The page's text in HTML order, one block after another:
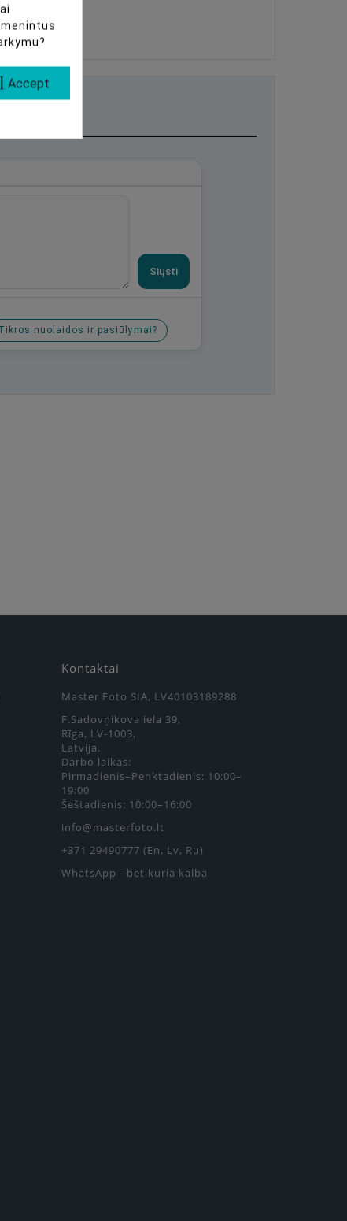
Siųsti
nuolaidos ir pasiūlymai?
Kontaktai
Master Foto SIA, LV40103189288
F.Sadovņikova iela 39,
Rīga, LV-1003,
Latvija.
Darbo laikas:
Pirmadienis–Penktadienis: 10:00–
19:00
Šeštadienis: 10:00–16:00
info@masterfoto.lt
+371 29490777 (En, Lv, Ru)
WhatsApp - bet kuria kalba
Accept